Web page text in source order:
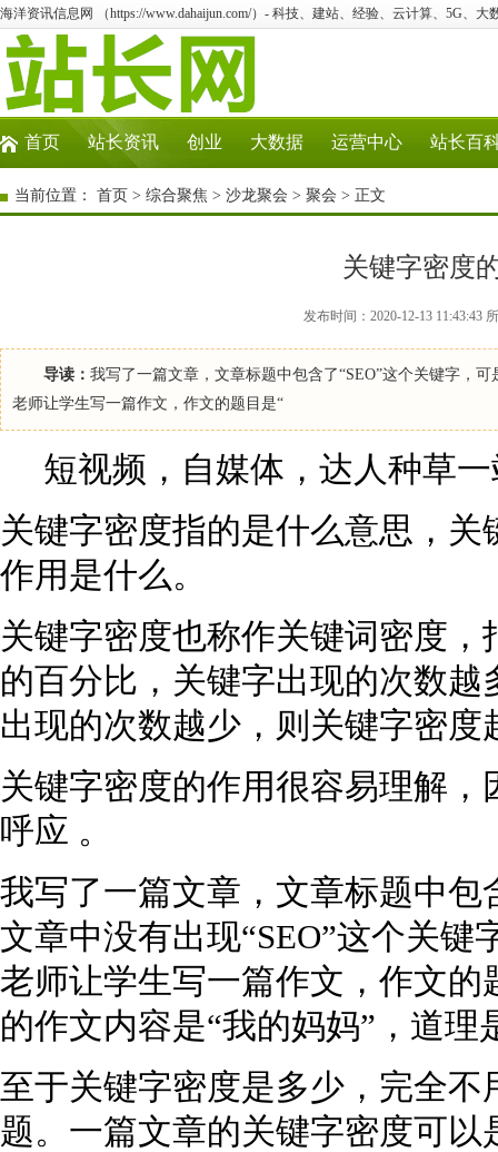
海洋资讯信息网 （https://www.dahaijun.com/）- 科技、建站、经验、云计算、5G、大
首页 站长资讯 创业 大数据 运营中心 站长百
当前位置： 首页 > 综合聚焦 > 沙龙聚会 > 聚会 > 正文
关键字密度
发布时间：2020-12-13 11:43:43
导读： 我写了一篇文章，文章标题中包含了“SEO”这个关键字，
老师让学生写一篇作文，作文的题目是“
短视频，自媒体，达人种草一
关键字密度指的是什么意思，
作用是什么。
关键字密度也称作关键词密度
的百分比，关键字出现的次数
出现的次数越少，则关键字密度
关键字密度的作用很容易理解
呼应 。
我写了一篇文章，文章标题中包
文章中没有出现“SEO”这个关
老师让学生写一篇作文，作文的
的作文内容是“我的妈妈”，道理
至于关键字密度是多少，完全
题。一篇文章的关键字密度可以